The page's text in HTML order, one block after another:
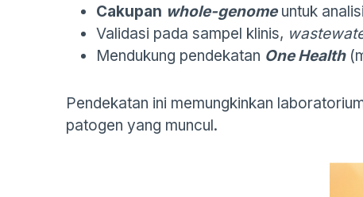
Cakupan whole-genome untuk
Validasi pada sampel klinis,
Mendukung pendekatan One Health
Pendekatan ini memungkinkan
patogen yang muncul.